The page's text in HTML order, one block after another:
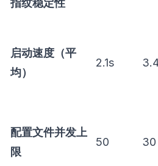
指纹稳定性
启动速度（平
均）
2.1s
配置文件并发上
限
50 30